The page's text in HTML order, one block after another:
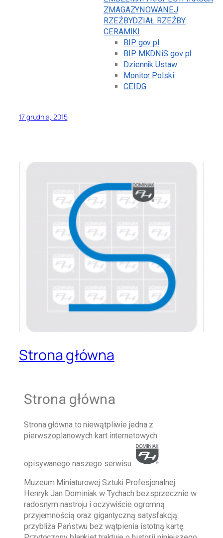
ZMAGAZYNOWANEJ
RZEŹBYDZIAŁ RZEŹBY
CERAMIKI
BIP gov pl.
BIP MKDNiS gov pl.
Dziennik Ustaw
Monitor Polski
CEIDG
17 grudnia, 2015
Strona główna
Strona główna
Strona głównato niewątpliwie jedna z
pierwszoplanowych kart internetowych
opisywanego naszego serwisu.
Muzeum Miniaturowej Sztuki Profesjonalnej
Henryk Jan Dominiak w Tychach bezsprzecznie w
radosnym nastroju i oczywiście ogromną
przyjemnością oraz gigantyczną satysfakcją
przybliża Państwu bez wątpienia istotną kartę.